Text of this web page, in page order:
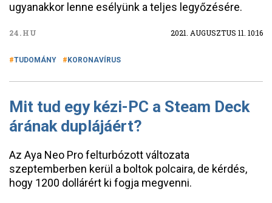
ugyanakkor lenne esélyünk a teljes legyőzésére.
24.HU 2021. AUGUSZTUS 11. 10:16
TUDOMÁNY KORONAVÍRUS
Mit tud egy kézi-PC a Steam Deck
árának duplájáért?
Az Aya Neo Pro felturbózott változata
szeptemberben kerül a boltok polcaira, de kérdés,
hogy 1200 dollárért ki fogja megvenni.